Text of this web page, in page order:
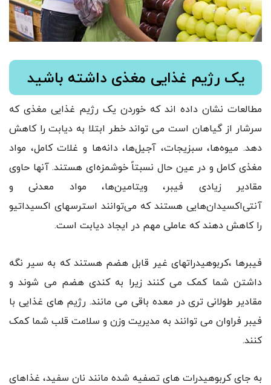
یک رژیم غذایی مغذی داشته باشید
مطالعات نشان داده اند که خوردن یک رژیم غذایی مغذی که
سرشار از گیاهان است می تواند خطر ابتلا به دیابت را کاهش
دهد. میوه‌ها، سبزیجات، آجیل‌ها، دانه‌ها و غلات کامل، مواد
مغذی کامل و در عین حال نسبتاً خوشمزه‌ای هستند. آنها حاوی
مقادیر زیادی فیبر، ویتامین‌ها، مواد معدنی و
آنتی‌اکسیدان‌هایی هستند که می‌توانند استرسهای اکسیداتیو
را کاهش دهند که عاملی مهم در ایجاد دیابت است.
فیبرها ،کربوهیدراتهای غیر قابل هضم هستند که به سیر نگه
داشتن شما کمک می کنند زیرا به کندی هضم می شوند و
مقادیر طولانی تری در معده باقی می مانند. رژیم های غذایی با
فیبر فراوان می توانند به مدیریت وزن و سلامت قلب شما کمک
کنند.
به جای کربوهیدرات های تصفیه شده مانند نان سفید، غذاهای